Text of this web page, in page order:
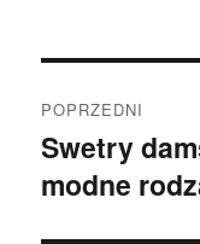
wpisu
POPRZEDNI
Poprzedni
wpis:
Swetry
modne